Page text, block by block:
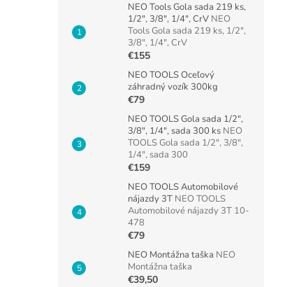
NEO Tools Gola sada 219 ks,
1/2", 3/8", 1/4", CrV NEO
Tools Gola sada 219 ks, 1/2",
3/8", 1/4", CrV
€155
NEO TOOLS Oceľový
záhradný vozík 300kg
€79
NEO TOOLS Gola sada 1/2",
3/8", 1/4", sada 300 ks NEO
TOOLS Gola sada 1/2", 3/8",
1/4", sada 300
€159
NEO TOOLS Automobilové
nájazdy 3T NEO TOOLS
Automobilové nájazdy 3T 10-
478
€79
NEO Montážna taška NEO
Montážna taška
€39,50